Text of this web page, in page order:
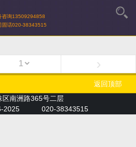
咨询13509294858
固话020-38343515
›
返回顶部
区南洲路365号二层
2025
020-38343515